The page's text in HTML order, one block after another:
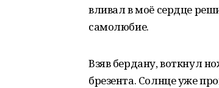
вливал в моё сердце
самолюбие.
Взяв бердану, воткнул
брезента. Солнце уже